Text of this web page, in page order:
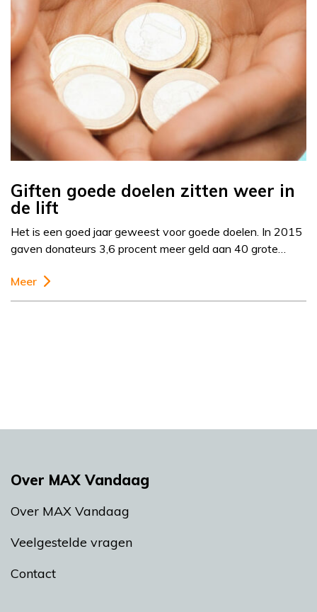
Giften goede doelen zitten weer in
de lift
Het is een goed jaar geweest voor goede doelen. In 2015
gaven donateurs 3,6 procent meer geld aan 40 grote…
Meer
Over MAX Vandaag
Over MAX Vandaag
Veelgestelde vragen
Contact